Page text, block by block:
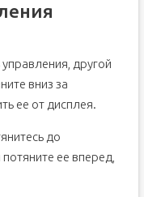
другой
вниз за
ее от дисплея.
до
ее вперед,